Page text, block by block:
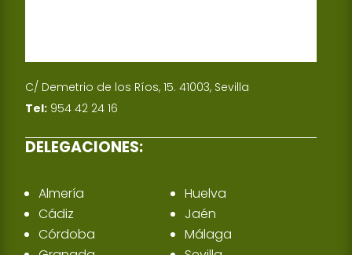
C/ Demetrio de los Ríos, 15. 41003, Sevilla
Tel: 954 42 24 16
DELEGACIONES:
Almería
Cádiz
Córdoba
Huelva
Jaén
Málaga